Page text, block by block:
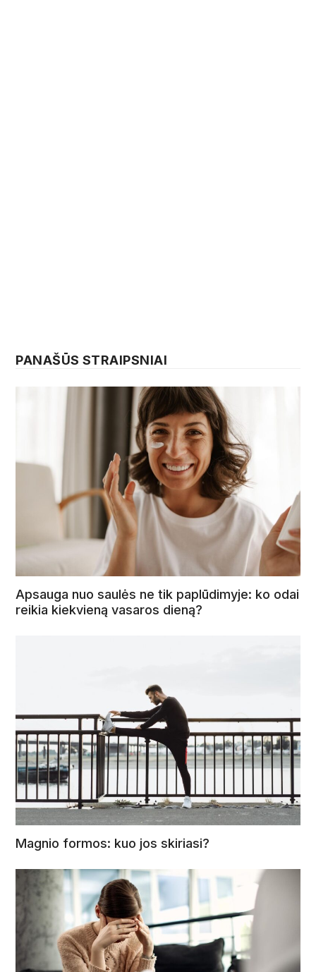
PANAŠŪS STRAIPSNIAI
Apsauga nuo saulės ne tik paplūdimyje: ko odai
reikia kiekvieną vasaros dieną?
Magnio formos: kuo jos skiriasi?